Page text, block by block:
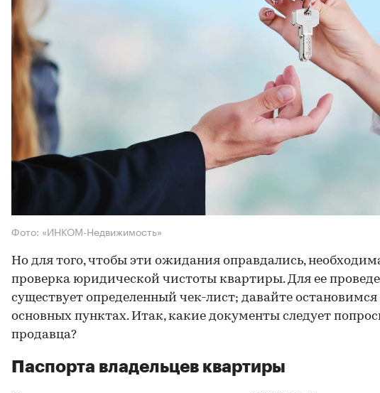
Фото: «ИНКОМ-Недвижимость»
Но для того, чтобы эти ожидания оправдались,
проверка юридической чистоты квартиры. Для ее
существует определенный чек-лист; давайте остановимся
основных пунктах. Итак, какие документы следует
продавца?
Паспорта владельцев квартиры